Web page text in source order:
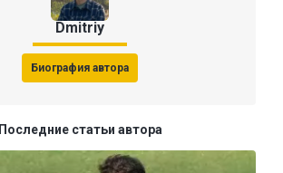
Dmitriy
Биография автора
Последние статьи автора